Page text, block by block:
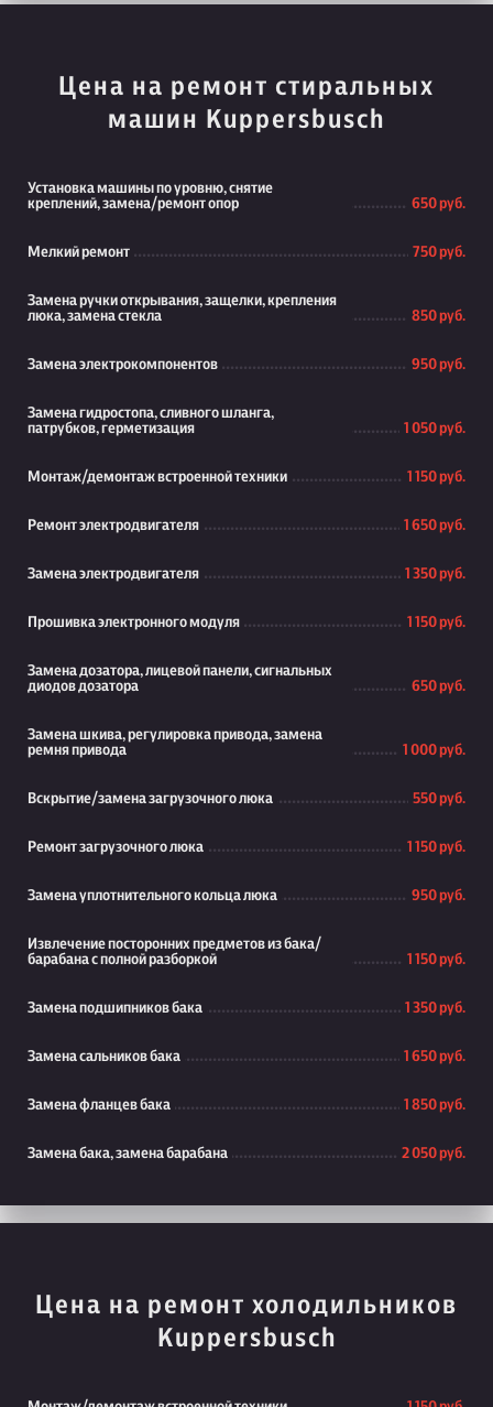
Цена на ремонт стиральных
машин Kuppersbusch
Установка машины по уровню, снятие
креплений, замена/ремонт опор
650 руб.
Мелкий ремонт 750 руб.
Замена ручки открывания, защелки, крепления
люка, замена стекла
850 руб.
Замена электрокомпонентов 950 руб.
Замена гидростопа, сливного шланга,
патрубков, герметизация
1 050 руб.
Монтаж/демонтаж встроенной техники 1 150 руб.
Ремонт электродвигателя 1 650 руб.
Замена электродвигателя 1 350 руб.
Прошивка электронного модуля 1 150 руб.
Замена дозатора, лицевой панели, сигнальных
диодов дозатора
650 руб.
Замена шкива, регулировка привода, замена
ремня привода
1 000 руб.
Вскрытие/замена загрузочного люка 550 руб.
Ремонт загрузочного люка 1 150 руб.
Замена уплотнительного кольца люка 950 руб.
Извлечение посторонних предметов из бака/
барабана с полной разборкой
1 150 руб.
Замена подшипников бака 1 350 руб.
Замена сальников бака 1 650 руб.
Замена фланцев бака 1 850 руб.
Замена бака, замена барабана 2 050 руб.
Цена на ремонт холодильников
Kuppersbusch